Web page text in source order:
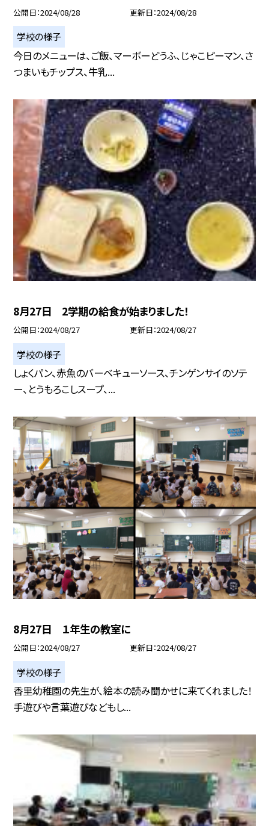
公開日 2024/08/28 更新日 2024/08/28
学校の様子
今日のメニューは、ご飯、マーボーどうふ、じゃこピーマン、さ
つまいもチップス、牛乳...
8月27日 2学期の給食が始まりました！
公開日 2024/08/27 更新日 2024/08/27
学校の様子
しょくパン、赤魚のバーベキューソース、チンゲンサイのソテ
ー、とうもろこしスープ、...
8月27日 １年生の教室に
公開日 2024/08/27 更新日 2024/08/27
学校の様子
香里幼稚園の先生が、絵本の読み聞かせに来てくれました！
手遊びや言葉遊びなどもし...